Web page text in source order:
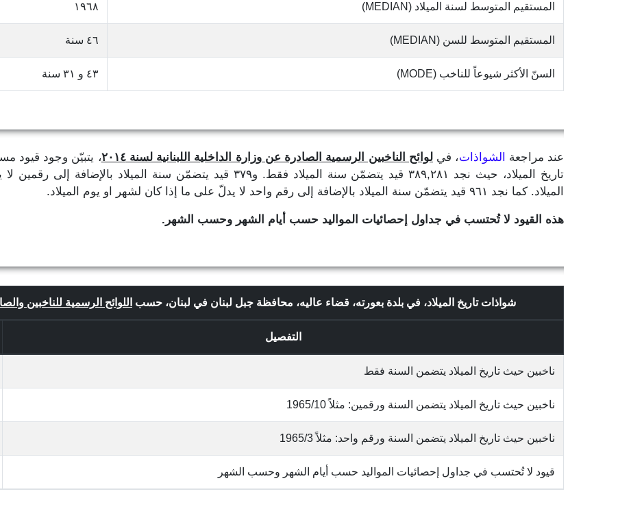
المستقيم المتوسط لسنة الميلاد (MEDIAN) ١٩٦٨
المستقيم المتوسط للسن (MEDIAN) ٤٦ سنة
السنّ الأكثر شيوعاً للناخب (MODE) ٤٣ و ٣١ سنة
عند مراجعة الشواذات، فيلوائح الناخبين الرسمية الصادرة عن وزارة الداخلية اللبنانية لسنة ٢٠١٤ ، يتبيّن وجود قيود
تاريخ الميلاد، حيث نجد ٣٨٩,٢٨١ قيد يتضمّن سنة الميلاد فقط. و٣٧٩ قيد يتضمّن سنة
الميلاد. كما نجد ٩٦١ قيد يتضمّن سنة الميلاد بالإضافة إلى رقم واحد لا يدلّ على ما إذا كان لشهر او يوم الميلاد.
هذه القيود لا تُحتسب في جداول إحصائيات المواليد حسب أيام الشهر وحسب الشهر.
شواذات تاريخ الميلاد، في بلدة بعورته، قضاء عاليه، محافظة جبل لبنان في لبنان، حسب اللوائح الرسمية للناخبين
التفصيل
ناخبين حيث تاريخ الميلاد يتضمن السنة فقط
ناخبين حيث تاريخ الميلاد يتضمن السنة ورقمين: مثلاً 1965/10
ناخبين حيث تاريخ الميلاد يتضمن السنة ورقم واحد: مثلاً 1965/3
قيود لا تُحتسب في جداول إحصائيات المواليد حسب أيام الشهر وحسب الشهر